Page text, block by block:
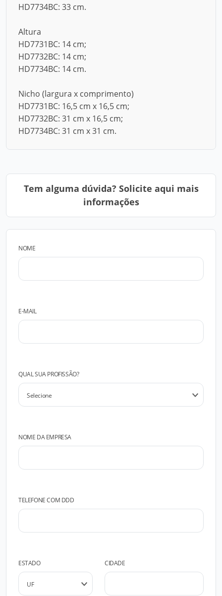
HD7734BC: 33 cm.
Altura
HD7731BC: 14 cm;
HD7732BC: 14 cm;
HD7734BC: 14 cm.
Nicho (largura x comprimento)
HD7731BC: 16,5 cm x 16,5 cm;
HD7732BC: 31 cm x 16,5 cm;
HD7734BC: 31 cm x 31 cm.
Tem alguma dúvida? Solicite aqui mais
informações
NOME
E-MAIL
QUAL SUA PROFISSÃO?
NOME DA EMPRESA
TELEFONE COM DDD
ESTADO CIDADE